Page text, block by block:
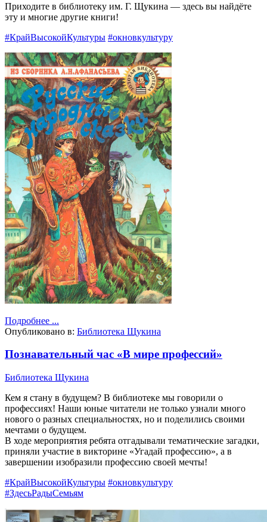
Приходите в библиотеку им. Г. Щукина — здесь вы найдёте
эту и многие другие книги!
#КрайВысокойКультуры #окновкультуру
Подробнее ...
Опубликовано в: Библиотека Щукина
Познавательный час «В мире профессий»
Библиотека Щукина
Кем я стану в будущем? В библиотеке мы говорили о
профессиях! Наши юные читатели не только узнали много
нового о разных специальностях, но и поделились своими
мечтами о будущем.
В ходе мероприятия ребята отгадывали тематические загадки,
приняли участие в викторине «Угадай профессию», а в
завершении изобразили профессию своей мечты!
#КрайВысокойКультуры #окновкультуру
#ЗдесьРадыСемьям